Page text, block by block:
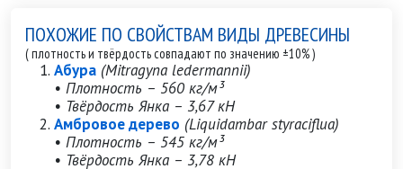
ПОХОЖИЕ ПО СВОЙСТВАМ ВИДЫ ДРЕВЕСИНЫ
( плотность и твёрдость совпадают по значению ±10% )
Абура (Mitragyna ledermannii)
• Плотность – 560 кг/м³
• Твёрдость Янка – 3,67 кН
Амбровое дерево (Liquidambar styraciflua)
• Плотность – 545 кг/м³
• Твёрдость Янка – 3,78 кН